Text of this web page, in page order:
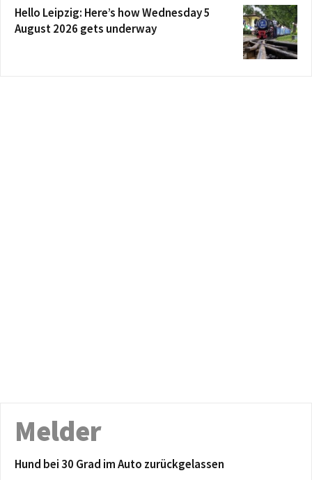
Hello Leipzig: Here’s how Wednesday 5
August 2026 gets underway
Melder
Hund bei 30 Grad im Auto zurückgelassen